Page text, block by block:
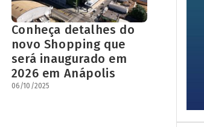
Conheça detalhes do
novo Shopping que
será inaugurado em
2026 em Anápolis
06/10/2025